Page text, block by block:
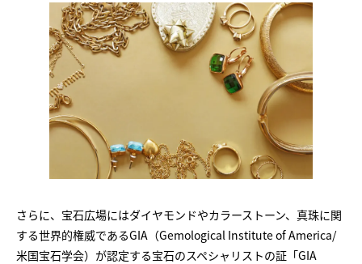
さらに、宝石広場にはダイヤモンドやカラーストーン、真珠に関
する世界的権威であるGIA（Gemological Institute of America/
米国宝石学会）が認定する宝石のスペシャリストの証「GIA